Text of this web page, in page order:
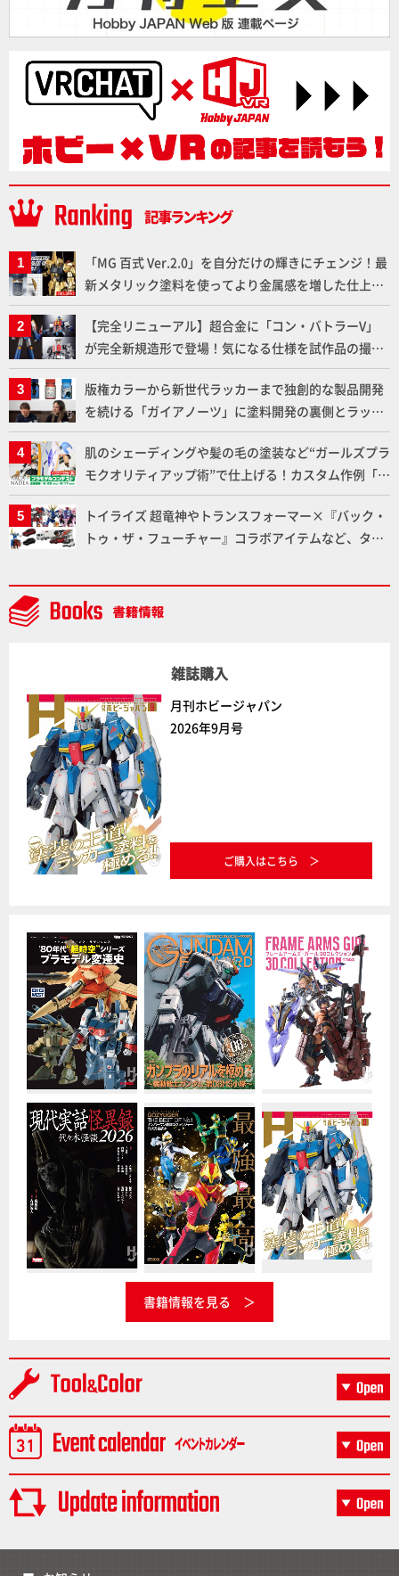
「MG 百式 Ver.2.0」を自分だけの輝きにチェンジ！最
新メタリック塗料を使ってより金属感を増した仕上が
りに!!【試し読み】
【完全リニューアル】超合金に「コン・バトラーV」
が完全新規造形で登場！気になる仕様を試作品の撮り
下ろしでご紹介!!さらに「大鉄人17」＆「ワンエイ
ト」セット情報もお届け！【超合金の魂】
版権カラーから新世代ラッカーまで独創的な製品開発
を続ける「ガイアノーツ」に塗料開発の裏側とラッカ
ー塗料の未来についてインタビュー！
肌のシェーディングや髪の毛の塗装など“ガールズプラ
モクオリティアップ術”で仕上げる！カスタム作例「白
騎士ソフィエラ」が完成！【「アルカナディアプラモ
デルコンテスト」～8月17日（月）11:59まで応募受付
中】
トイライズ 超竜神やトランスフォーマー×『バック・
トゥ・ザ・フューチャー』コラボアイテムなど、タカ
NEWITEM】
雑誌購入
月刊ホビージャパン
2026年9月号
ご購入はこちら
書籍情報を見る